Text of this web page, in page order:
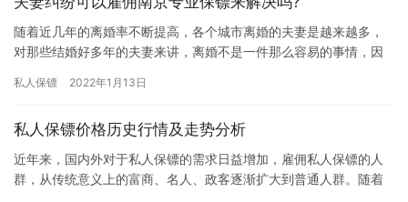
随着近几年的离婚率不断提高，各个城市离婚的夫妻是越来越多，
对那些结婚好多年的夫妻来讲，离婚不是一件那么容易的事情，因
致就会…
私人保镖 2022年1月13日
私人保镖价格历史行情及走势分析
近年来，国内外对于私人保镖的需求日益增加，雇佣私人保镖的人
群，从传统意义上的富商、名人、政客逐渐扩大到普通人群。随着